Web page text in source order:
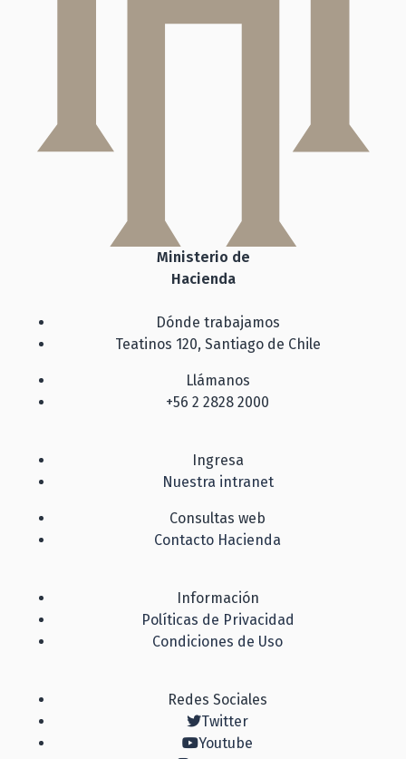
Ministerio de
Hacienda
Dónde trabajamos
Teatinos 120, Santiago de Chile
Llámanos
+56 2 2828 2000
Ingresa
Nuestra intranet
Consultas web
Contacto Hacienda
Información
Políticas de Privacidad
Condiciones de Uso
Redes Sociales
Twitter
Youtube